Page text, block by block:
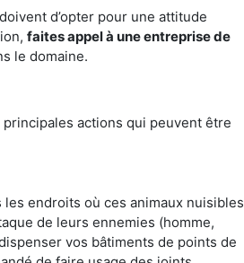
d’opter pour une attitude
faites appel à une entreprise de
le domaine.
actions qui peuvent être
endroits où ces animaux nuisibles
de leurs ennemies (homme,
vos bâtiments de points de